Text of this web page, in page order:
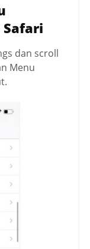
dan scroll
Menu